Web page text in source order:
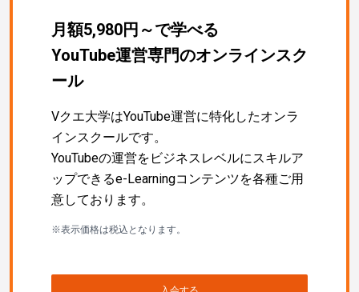
月額5,980円～で学べる
YouTube運営専門のオンラインスク
ール
Vクエ大学はYouTube運営に特化したオンラ
インスクールです。
YouTubeの運営をビジネスレベルにスキルア
ップできるe-Learningコンテンツを各種ご用
意しております。
※表示価格は税込となります。